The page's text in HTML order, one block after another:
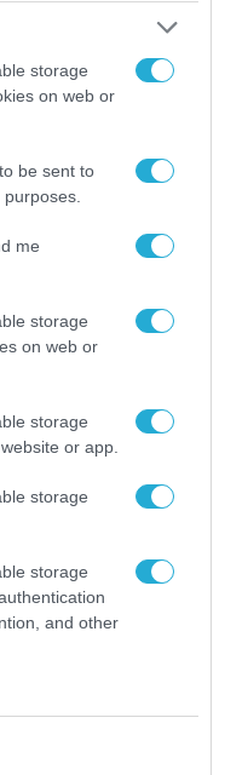
storage
on web or
be sent to
me
storage
on web or
storage
or app.
storage
storage
and other
ανάρτηση